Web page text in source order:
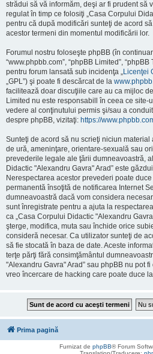
strădui să vă informăm, deşi ar fi prudent să
regulat în timp ce folosiţi „Casa Corpului
pentru că după modificări sunteţi de acord
acestor termeni din momentul modificării lor.
Forumul nostru foloseşte phpBB (în
“www.phpbb.com”, “phpBB Limited”,
pentru forum lansată sub incidenţa „Licenţei
„GPL”) şi poate fi descărcat de la
facilitează doar discuţiile care au ca mijloc
Limited nu este responsabill în ceea ce site-
vedere al conţinutului permis şi/sau a
despre phpBB, vizitaţi: https://
Sunteţi de acord să nu scrieţi niciun
de ură, ameninţare, orientare-sexuală sau
prevederile legale ale ţării dumneavoastră,
Didactic "Alexandru Gavra" Arad” este
Nerespectarea acestor prevederi poate
permanentă însoţită de notificarea Internet
dumneavoastră dacă vom considera
sunt înregistrate pentru a ajuta la
ca „Casa Corpului Didactic "Alexandru
şterge, modifica, muta sau închide orice
consideră necesar. Ca utilizator sunteţi de
să fie stocată în baza de date. Aceste
terţe părţi fără consimţământul
"Alexandru Gavra" Arad” sau phpBB nu pot
vreo încercare de hacking care poate duce
Prima pagină
Furnizat de phpBB® Forum